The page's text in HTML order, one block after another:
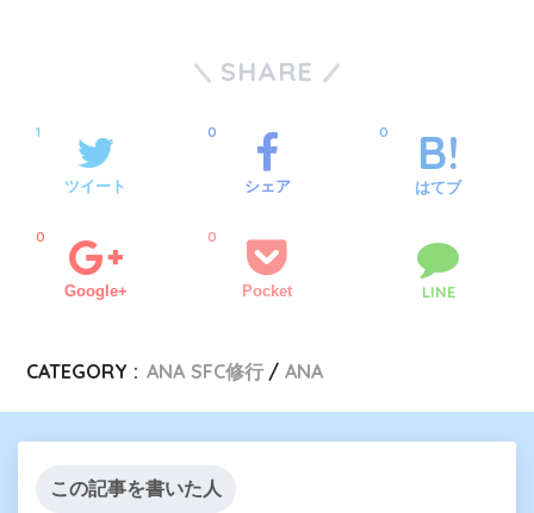
SHARE
ツイート
1
シェア
0
はてブ
0
Google+
0
Pocket
0
LINE
CATEGORY : ANA SFC修行 ANA
この記事を書いた人